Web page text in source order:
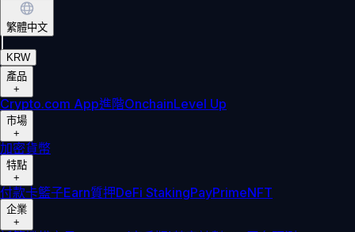
繁體中文
KRW
產品
+
Crypto.com App進階OnchainLevel Up
市場
+
加密貨幣
特點
+
付款卡籃子Earn質押DeFi StakingPayPrimeNFT
企業
+